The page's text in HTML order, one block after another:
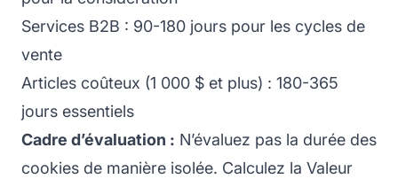
Services B2B : 90-180 jours pour les cycles de
vente
Articles coûteux (1 000 $ et plus) : 180-365
jours essentiels
Cadre d’évaluation : N’évaluez pas la durée des
cookies de manière isolée. Calculez la Valeur